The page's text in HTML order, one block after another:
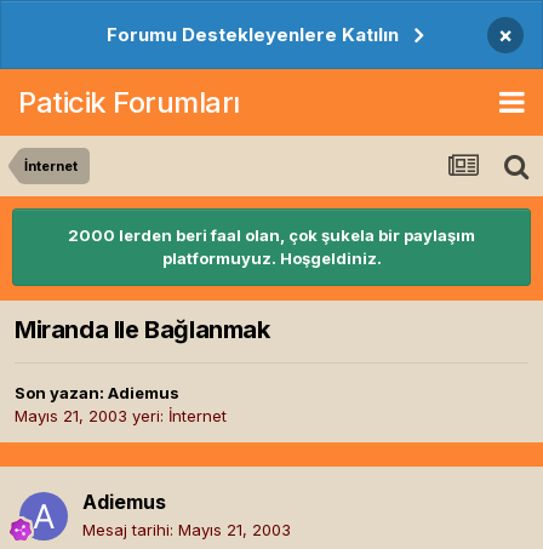
Forumu Destekleyenlere Katılın ×
Paticik Forumları
İnternet
2000 lerden beri faal olan, çok şukela bir paylaşım
platformuyuz. Hoşgeldiniz.
Miranda Ile Bağlanmak
Son yazan: Adiemus
Mayıs 21, 2003 yeri: İnternet
Adiemus
Mesaj tarihi: Mayıs 21, 2003